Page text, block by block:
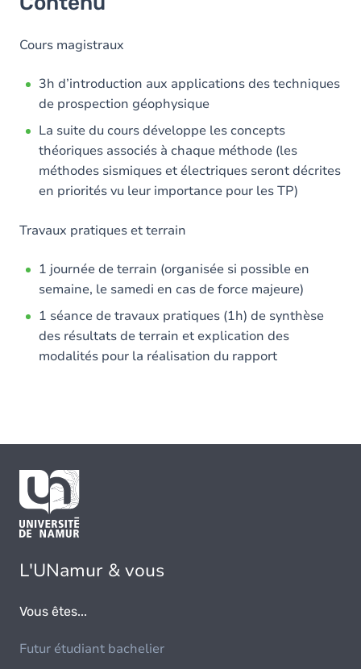
Cours magistraux
3h d’introduction aux applications des techniques
de prospection géophysique
La suite du cours développe les concepts
théoriques associés à chaque méthode (les
méthodes sismiques et électriques seront décrites
en priorités vu leur importance pour les TP)
Travaux pratiques et terrain
1 journée de terrain (organisée si possible en
semaine, le samedi en cas de force majeure)
1 séance de travaux pratiques (1h) de synthèse
des résultats de terrain et explication des
modalités pour la réalisation du rapport
L'UNamur & vous
Vous êtes...
Futur étudiant bachelier